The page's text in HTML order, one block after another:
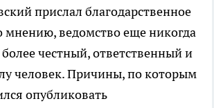
прислал благодарственное
мнению, ведомство еще никогда
честный, ответственный и
человек. Причины, по которым
опубликовать